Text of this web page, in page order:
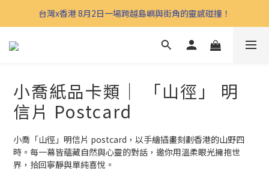
台灣x香港 8月2日一場跨越島嶼與街角的靈感碰撞！
小喬紙品卡類｜ 「山徑」 明
信片 Postcard
小喬「山徑」明信片 postcard，以手繪插畫刻劃香港的山野四
時。每一幕皆蘊藏自然與心靈的對話，邀你用溫柔眼光擁抱世
界，拾回寧靜與單純喜悅。